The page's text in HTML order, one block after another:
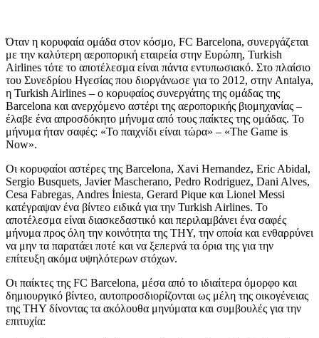
Όταν η κορυφαία ομάδα στον κόσμο, FC Barcelona, συνεργάζεται
με την καλύτερη αεροπορική εταιρεία στην Ευρώπη, Turkish
Airlines τότε το αποτέλεσμα είναι πάντα εντυπωσιακό. Στο πλαίσιο
του Συνεδρίου Ηγεσίας που διοργάνωσε για το 2012, στην Antalya,
η Turkish Airlines – ο κορυφαίος συνεργάτης της ομάδας της
Barcelona και ανερχόμενο αστέρι της αεροπορικής βιομηχανίας –
έλαβε ένα απροσδόκητο μήνυμα από τους παίκτες της ομάδας. Το
μήνυμα ήταν σαφές: «Το παιχνίδι είναι τώρα» – «The Game is
Now».
Οι κορυφαίοι αστέρες της Barcelona, Xavi Hernandez, Eric Abidal,
Sergio Busquets, Javier Mascherano, Pedro Rodriguez, Dani Alves,
Cesa Fabregas, Andres İniesta, Gerard Pique και Lionel Messi
κατέγραψαν ένα βίντεο ειδικά για την Turkish Airlines. Το
αποτέλεσμα είναι διασκεδαστικό και περιλαμβάνει ένα σαφές
μήνυμα προς όλη την κοινότητα της THY, την οποία και ενθαρρύνει
να μην τα παρατάει ποτέ και να ξεπερνά τα όρια της για την
επίτευξη ακόμα υψηλότερων στόχων.
Οι παίκτες της FC Barcelona, μέσα από το ιδιαίτερα όμορφο και
δημιουργικό βίντεο, αυτοπροσδιορίζονται ως μέλη της οικογένειας
της THY δίνοντας τα ακόλουθα μηνύματα και συμβουλές για την
επιτυχία: